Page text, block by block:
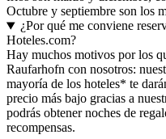
Octubre y septiembre son los
¿Por qué me conviene
Hoteles.com?
Hay muchos motivos por los
Raufarhofn con nosotros:
mayoría de los hoteles* te
precio más bajo gracias a
podrás obtener noches de
recompensas.